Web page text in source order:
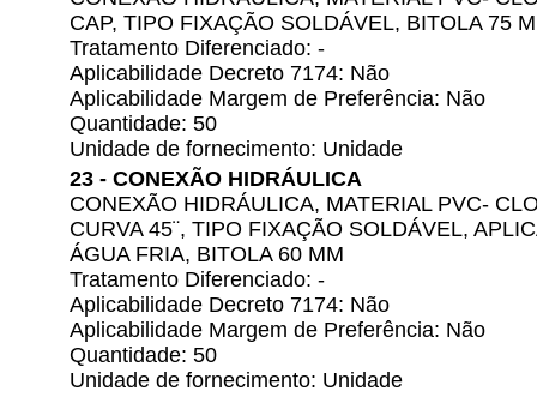
CAP, TIPO FIXAÇÃO SOLDÁVEL, BITOLA 75
Tratamento Diferenciado: -
Aplicabilidade Decreto 7174: Não
Aplicabilidade Margem de Preferência: Não
Quantidade: 50
Unidade de fornecimento: Unidade
23 - CONEXÃO HIDRÁULICA
CONEXÃO HIDRÁULICA, MATERIAL PVC-
CURVA 45¨, TIPO FIXAÇÃO SOLDÁVEL,
ÁGUA FRIA, BITOLA 60 MM
Tratamento Diferenciado: -
Aplicabilidade Decreto 7174: Não
Aplicabilidade Margem de Preferência: Não
Quantidade: 50
Unidade de fornecimento: Unidade